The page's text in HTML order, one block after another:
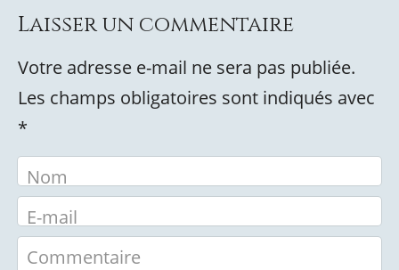
Laisser un commentaire
Votre adresse e-mail ne sera pas publiée.
Les champs obligatoires sont indiqués avec
*
Nom
E-mail
Commentaire